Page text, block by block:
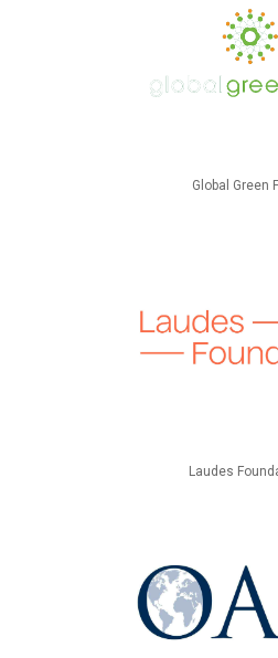
Global Green
Laudes